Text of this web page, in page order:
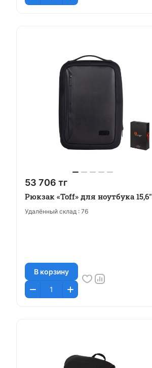
53 706 тг
Рюкзак «Toff» для ноутбука 15,6"
Удалённый склад : 76
В корзину